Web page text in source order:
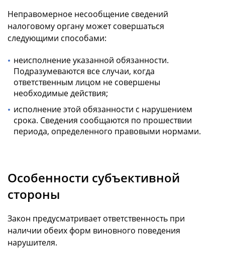
Неправомерное несообщение сведений
налоговому органу может совершаться
следующими способами:
неисполнение указанной обязанности.
Подразумеваются все случаи, когда
ответственным лицом не совершены
необходимые действия;
исполнение этой обязанности с нарушением
срока. Сведения сообщаются по прошествии
периода, определенного правовыми нормами.
Особенности субъективной
стороны
Закон предусматривает ответственность при
наличии обеих форм виновного поведения
нарушителя.